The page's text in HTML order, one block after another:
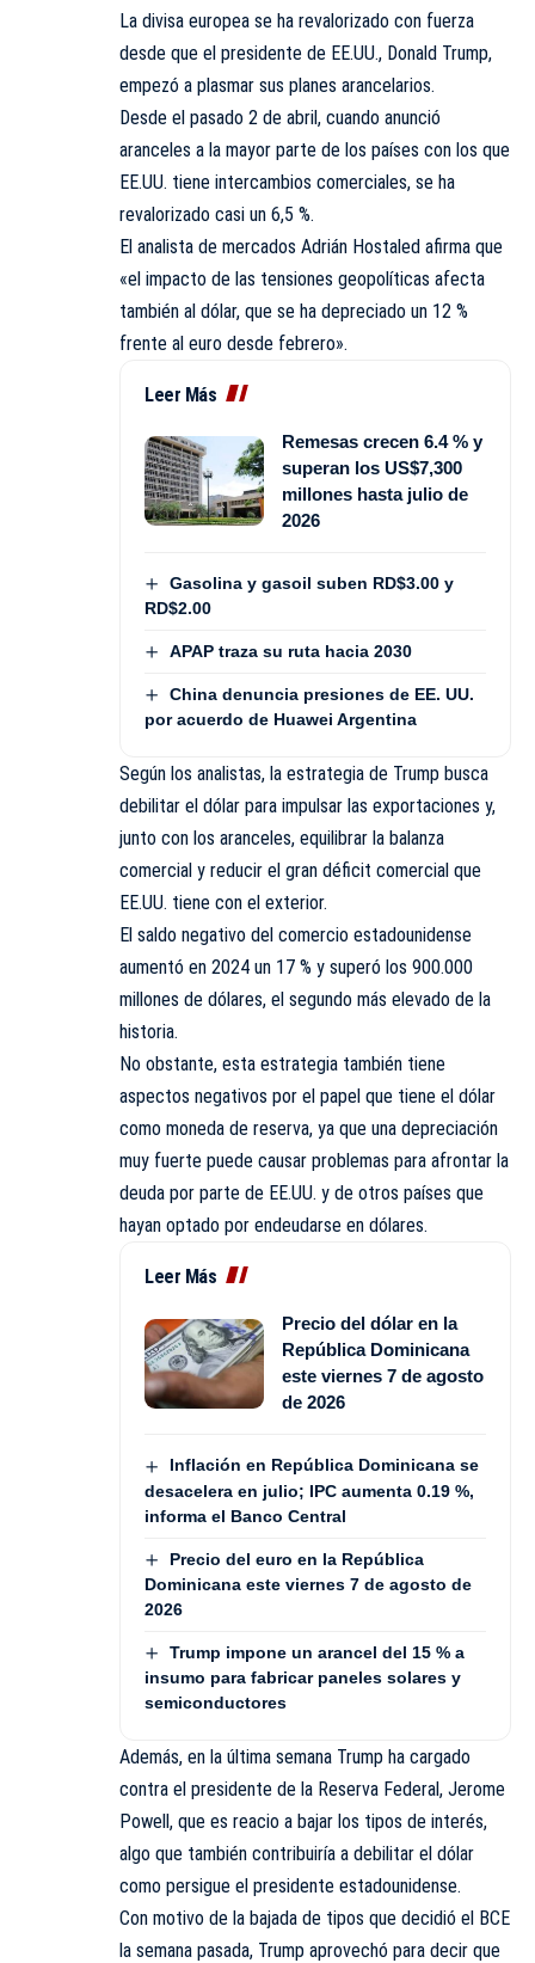
La divisa europea se ha revalorizado con fuerza
desde que el presidente de EE.UU., Donald Trump,
empezó a plasmar sus planes arancelarios.
Desde el pasado 2 de abril, cuando anunció
aranceles a la mayor parte de los países con los que
EE.UU. tiene intercambios comerciales, se ha
revalorizado casi un 6,5 %.
El analista de mercados Adrián Hostaled afirma que
«el impacto de las tensiones geopolíticas afecta
también al dólar, que se ha depreciado un 12 %
frente al euro desde febrero».
Leer Más
Remesas crecen 6.4 % y
superan los US$7,300
millones hasta julio de
2026
Gasolina y gasoil suben RD$3.00 y
RD$2.00
APAP traza su ruta hacia 2030
China denuncia presiones de EE. UU.
por acuerdo de Huawei Argentina
Según los analistas, la estrategia de Trump busca
debilitar el dólar para impulsar las exportaciones y,
junto con los aranceles, equilibrar la balanza
comercial y reducir el gran déficit comercial que
EE.UU. tiene con el exterior.
El saldo negativo del comercio estadounidense
aumentó en 2024 un 17 % y superó los 900.000
millones de dólares, el segundo más elevado de la
historia.
No obstante, esta estrategia también tiene
aspectos negativos por el papel que tiene el dólar
como moneda de reserva, ya que una depreciación
muy fuerte puede causar problemas para afrontar la
deuda por parte de EE.UU. y de otros países que
hayan optado por endeudarse en dólares.
Leer Más
Precio del dólar en la
República Dominicana
este viernes 7 de agosto
de 2026
Inflación en República Dominicana se
desacelera en julio; IPC aumenta 0.19 %,
informa el Banco Central
Precio del euro en la República
Dominicana este viernes 7 de agosto de
2026
Trump impone un arancel del 15 % a
insumo para fabricar paneles solares y
semiconductores
Además, en la última semana Trump ha cargado
contra el presidente de la Reserva Federal, Jerome
Powell, que es reacio a bajar los tipos de interés,
algo que también contribuiría a debilitar el dólar
como persigue el presidente estadounidense.
Con motivo de la bajada de tipos que decidió el BCE
la semana pasada, Trump aprovechó para decir que